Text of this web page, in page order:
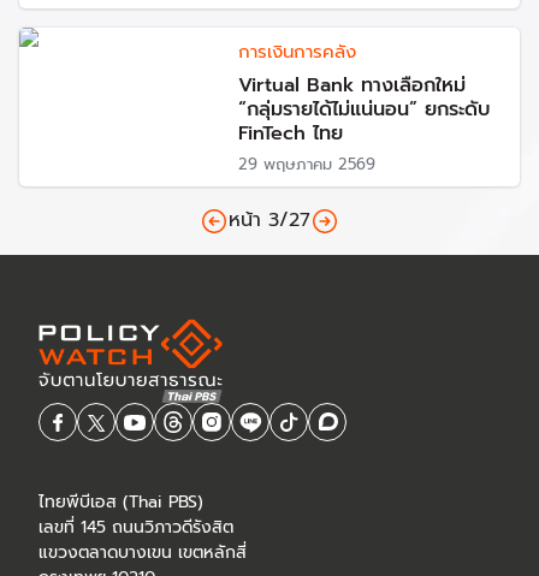
การเงินการคลัง
Virtual Bank ทางเลือกใหม่
“กลุ่มรายได้ไม่แน่นอน” ยกระดับ
FinTech ไทย
29 พฤษภาคม 2569
หน้า 3/27
ไทยพีบีเอส (Thai PBS)
เลขที่ 145 ถนนวิภาวดีรังสิต
แขวงตลาดบางเขน เขตหลักสี่